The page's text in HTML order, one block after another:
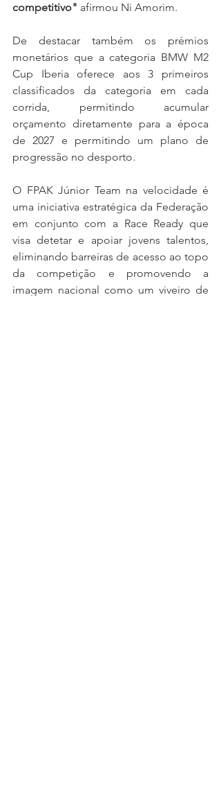
competitivo" afirmou Ni Amorim.
De destacar também os prémios
monetários que a categoria BMW M2
Cup Iberia oferece aos 3 primeiros
classificados da categoria em cada
corrida, permitindo acumular
orçamento diretamente para a época
de 2027 e permitindo um plano de
progressão no desporto.
O FPAK Júnior Team na velocidade é
uma iniciativa estratégica da Federação
em conjunto com a Race Ready que
visa detetar e apoiar jovens talentos,
eliminando barreiras de acesso ao topo
da competição e promovendo a
imagem nacional como um viveiro de